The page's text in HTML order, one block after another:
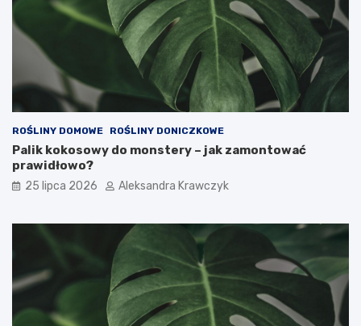
ROŚLINY DOMOWE ROŚLINY DONICZKOWE
Palik kokosowy do monstery – jak zamontować
prawidłowo?
25 lipca 2026 Aleksandra Krawczyk